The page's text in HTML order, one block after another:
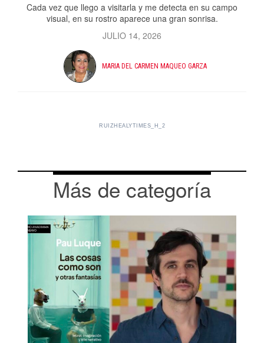
Cada vez que llego a visitarla y me detecta en su campo
visual, en su rostro aparece una gran sonrisa.
JULIO 14, 2026
MARIA DEL CARMEN MAQUEO GARZA
RUIZHEALYTIMES_H_2
Más de categoría